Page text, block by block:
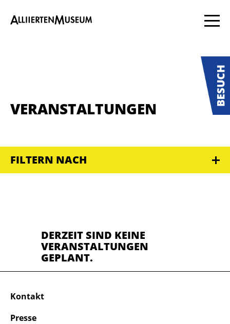
VERANSTALTUNGEN
FILTERN NACH
DERZEIT SIND KEINE
VERANSTALTUNGEN
GEPLANT.
Kontakt
Presse